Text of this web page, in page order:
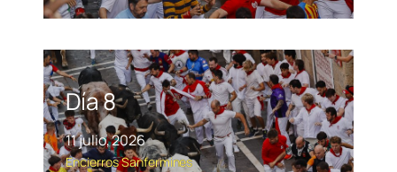
Día 8
11 julio, 2026
Encierros Sanfermines